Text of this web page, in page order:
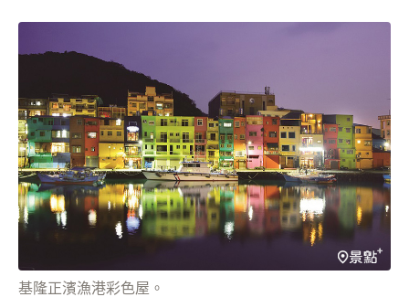
基隆正濱漁港彩色屋。